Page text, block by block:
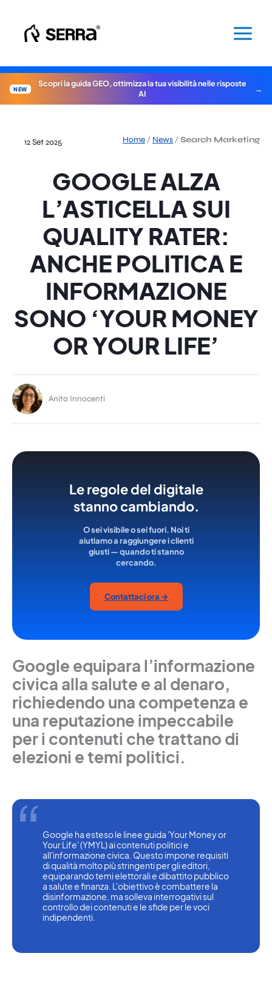
contenuto
NEW
Scopri la guida GEO, ottimizza la tua visibilità nelle risposte
AI
Home / News / Search Marketing
12 Set 2025
GOOGLE ALZA
L’ASTICELLA SUI
QUALITY RATER:
ANCHE POLITICA E
INFORMAZIONE
SONO ‘YOUR MONEY
OR YOUR LIFE’
Anita Innocenti
Le regole del digitale
stanno cambiando.
O sei visibile o sei fuori. Noi ti
aiutiamo a raggiungere i clienti
giusti — quando ti stanno
cercando.
Contattaci ora →
Google equipara l’informazione
civica alla salute e al denaro,
richiedendo una competenza e
una reputazione impeccabile
per i contenuti che trattano di
elezioni e temi politici.
Google ha esteso le linee guida 'Your Money or
Your Life' (YMYL) ai contenuti politici e
all'informazione civica. Questo impone requisiti
di qualità molto più stringenti per gli editori,
equiparando temi elettorali e dibattito pubblico
a salute e finanza. L'obiettivo è combattere la
disinformazione, ma solleva interrogativi sul
controllo dei contenuti e le sfide per le voci
indipendenti.